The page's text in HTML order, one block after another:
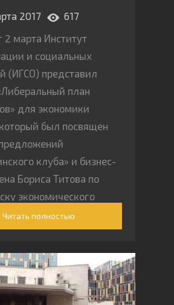
2017
617
2 марта Институт
и социальных
(ИГСО) представил
план
для экономики
был посвящен
клуба» и бизнес-
Бориса Титова по
экономического
пришли к выводу,
высказанные в
не смогут дать
эффект в
и вызвать
Читать полностью